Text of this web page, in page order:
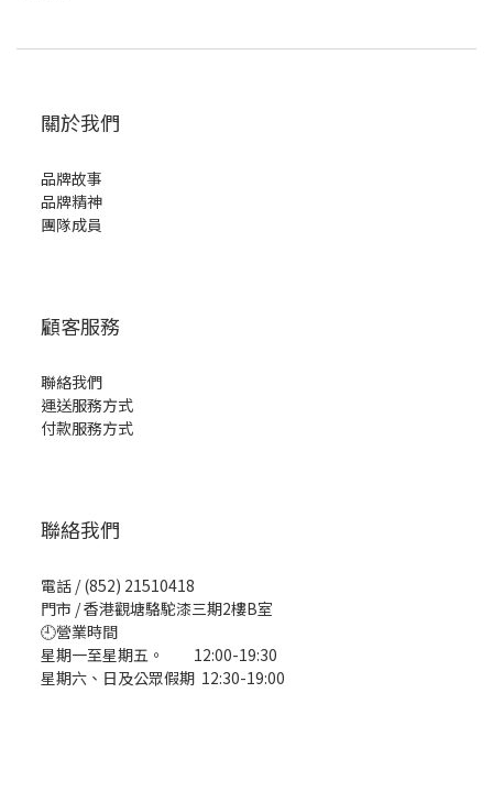
關於我們
品牌故事
品牌精神
團隊成員
顧客服務
聯絡我們
運送服務方式
付款服務方式
聯絡我們
電話 / (852) 21510418
門市 / 香港觀塘駱駝漆三期2樓B室
🕘營業時間
星期一至星期五。 12:00-19:30
星期六、日及公眾假期 12:30-19:00